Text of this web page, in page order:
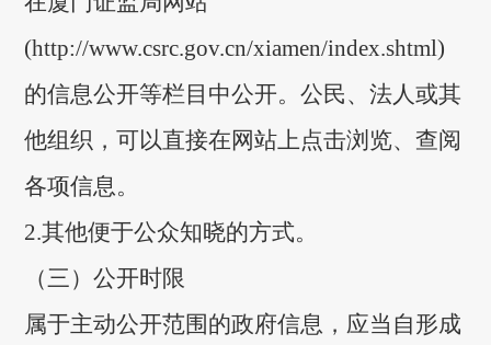
(http://www.csrc.gov.cn/xiamen/index.shtml)
的信息公开等栏目中公开。公民、法人或其
他组织，可以直接在网站上点击浏览、查阅
各项信息。
2.其他便于公众知晓的方式。
（三）公开时限
属于主动公开范围的政府信息，应当自形成